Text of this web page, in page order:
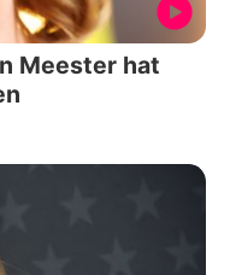
Meester hat